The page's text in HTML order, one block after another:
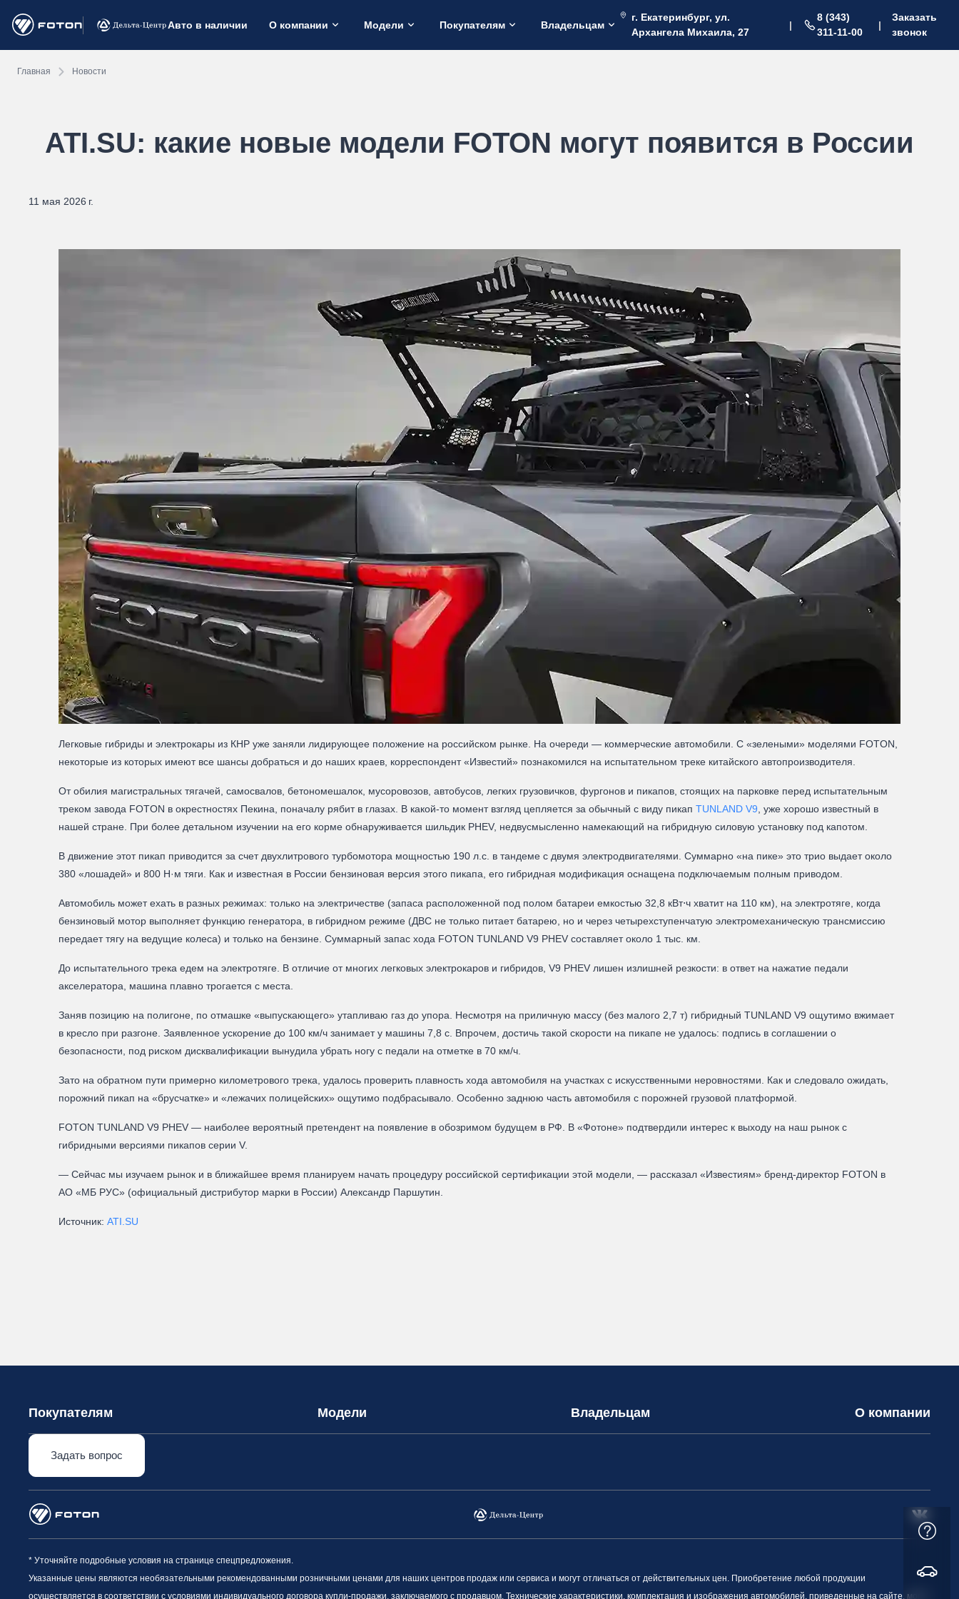
Авто в наличии О компании Модели Покупателям Владельцам
г. Екатеринбург, ул.
Архангела Михаила, 27
|
8 (343)
311-11-00
|
Заказать
звонок
Главная Новости
ATI.SU: какие новые модели FOTON могут появится в России
11 мая 2026 г.
Легковые гибриды и электрокары из КНР уже заняли лидирующее положение на российском рынке. На очереди — коммерческие автомобили. С «зелеными» моделями FOTON,
некоторые из которых имеют все шансы добраться и до наших краев, корреспондент «Известий» познакомился на испытательном треке китайского автопроизводителя.
От обилия магистральных тягачей, самосвалов, бетономешалок, мусоровозов, автобусов, легких грузовичков, фургонов и пикапов, стоящих на парковке перед испытательным
треком завода FOTON в окрестностях Пекина, поначалу рябит в глазах. В какой-то момент взгляд цепляется за обычный с виду пикап TUNLAND V9 , уже хорошо известный в
нашей стране. При более детальном изучении на его корме обнаруживается шильдик PHEV, недвусмысленно намекающий на гибридную силовую установку под капотом.
В движение этот пикап приводится за счет двухлитрового турбомотора мощностью 190 л.с. в тандеме с двумя электродвигателями. Суммарно «на пике» это трио выдает около
380 «лошадей» и 800 Н·м тяги. Как и известная в России бензиновая версия этого пикапа, его гибридная модификация оснащена подключаемым полным приводом.
Автомобиль может ехать в разных режимах: только на электричестве (запаса расположенной под полом батареи емкостью 32,8 кВт⋅ч хватит на 110 км), на электротяге, когда
бензиновый мотор выполняет функцию генератора, в гибридном режиме (ДВС не только питает батарею, но и через четырехступенчатую электромеханическую трансмиссию
передает тягу на ведущие колеса) и только на бензине. Суммарный запас хода FOTON TUNLAND V9 PHEV составляет около 1 тыс. км.
До испытательного трека едем на электротяге. В отличие от многих легковых электрокаров и гибридов, V9 PHEV лишен излишней резкости: в ответ на нажатие педали
акселератора, машина плавно трогается с места.
Заняв позицию на полигоне, по отмашке «выпускающего» утапливаю газ до упора. Несмотря на приличную массу (без малого 2,7 т) гибридный TUNLAND V9 ощутимо вжимает
в кресло при разгоне. Заявленное ускорение до 100 км/ч занимает у машины 7,8 с. Впрочем, достичь такой скорости на пикапе не удалось: подпись в соглашении о
безопасности, под риском дисквалификации вынудила убрать ногу с педали на отметке в 70 км/ч.
Зато на обратном пути примерно километрового трека, удалось проверить плавность хода автомобиля на участках с искусственными неровностями. Как и следовало ожидать,
порожний пикап на «брусчатке» и «лежачих полицейских» ощутимо подбрасывало. Особенно заднюю часть автомобиля с порожней грузовой платформой.
FOTON TUNLAND V9 PHEV — наиболее вероятный претендент на появление в обозримом будущем в РФ. В «Фотоне» подтвердили интерес к выходу на наш рынок с
гибридными версиями пикапов серии V.
— Сейчас мы изучаем рынок и в ближайшее время планируем начать процедуру российской сертификации этой модели, — рассказал «Известиям» бренд-директор FOTON в
АО «МБ РУС» (официальный дистрибутор марки в России) Александр Паршутин.
Источник: ATI.SU
Покупателям Модели Владельцам О компании
Задать вопрос
* Уточняйте подробные условия на странице спецпредложения.
Указанные цены являются необязательными рекомендованными розничными ценами для наших центров продаж или сервиса и могут отличаться от действительных цен. Приобретение любой продукции
осуществляется в соответствии с условиями индивидуального договора купли-продажи, заключаемого с продавцом. Технические характеристики, комплектация и изображения автомобилей, приведенные на сайте, могут